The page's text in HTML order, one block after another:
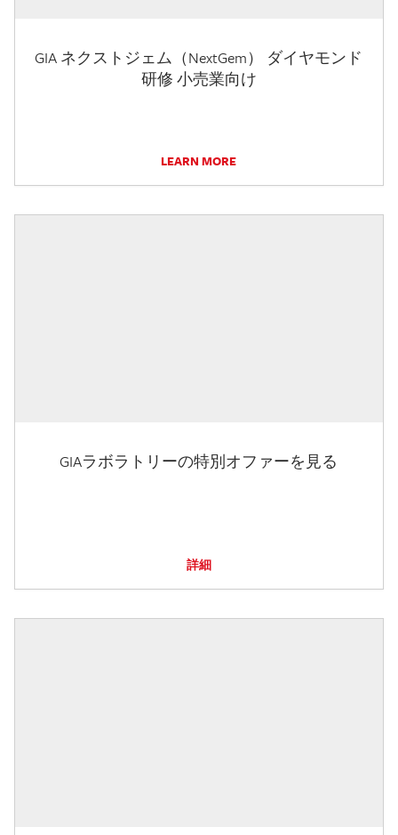
GIA ネクストジェム（NextGem） ダイヤモンド
研修 小売業向け
LEARN MORE
GIAラボラトリーの特別オファーを見る
詳細